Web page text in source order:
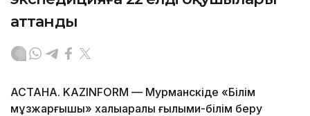
аттанды
АСТАНА. KAZINFORM — Мурманскіде «Білім
мұзжарғышы» халықаралық ғылыми-білім беру